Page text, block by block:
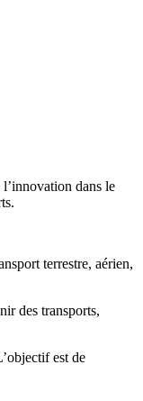
dans le
terrestre, aérien,
des transports,
est de